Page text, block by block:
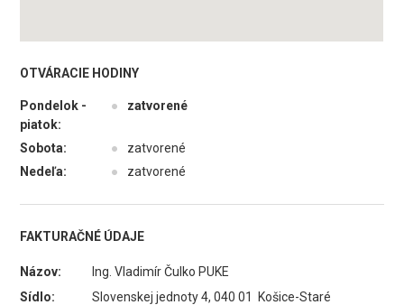
OTVÁRACIE HODINY
Pondelok -
piatok:
● zatvorené
Sobota: ●
zatvorené
Nedeľa:
● zatvorené
FAKTURAČNÉ ÚDAJE
Názov:
Ing. Vladimír Čulko PUKE
Sídlo:
Slovenskej jednoty 4, 040 01 Košice-Staré